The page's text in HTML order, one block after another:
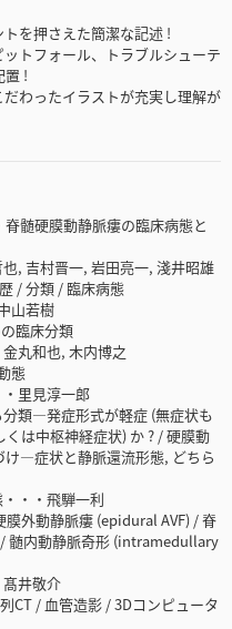
を押さえた簡潔な記述 !
トフォール、トラブルシューテ
置 !
わったイラストが充実し理解が
髄硬膜動静脈瘻の臨床病態と
, 吉村晋一, 岩田亮一, 淺井昭雄
/ 分類 / 臨床病態
山若樹
臨床分類
丸和也, 木内博之
態
里見淳一郎
類―発症形式が軽症 (無症状も
は中枢神経症状) か ? / 硬膜動
―症状と静脈還流形態, どちら
・・飛騨一利
外動静脈瘻 (epidural AVF) / 脊
髄内動静脈奇形 (intramedullary
井敬介
CT / 血管造影 / 3Dコンピュータ